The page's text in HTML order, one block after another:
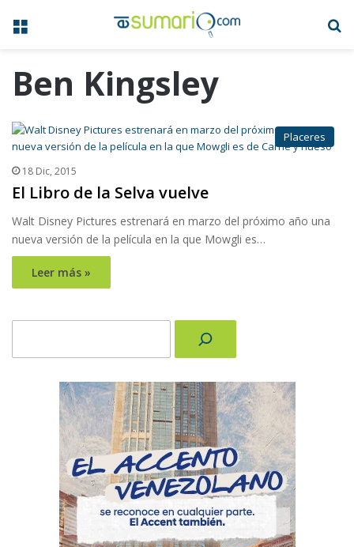
Menú
Ben Kingsley
Placeres
18 Dic, 2015
El Libro de la Selva vuelve
Walt Disney Pictures estrenará en marzo del próximo año una
nueva versión de la película en la que Mowgli es…
Leer más »